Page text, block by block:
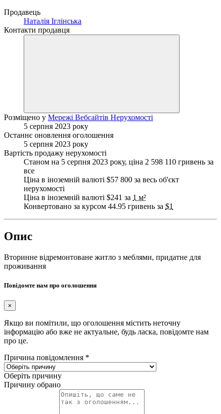
Продавець
Наталія Іглінська
Контакти продавця
Розміщено у Мережі Вебсайтів Нерухомості
5 серпня 2023 року
Останнє оновлення оголошення
5 серпня 2023 року
Вартість продажу нерухомості
Станом на 5 серпня 2023 року, ціна 2 598 110 гривень за
все
Ціна в іноземній валюті $57 800 за весь об'єкт
нерухомості
Ціна в іноземній валюті $241 за 1 м²
Конвертовано за курсом 44.95 гривень за $1
Опис
Вторинне відремонтоване житло з меблями, придатне для
проживання
Повідомте нам про оголошення
×
Якщо ви помітили, що оголошення містить неточну
інформацію або вже не актуальне, будь ласка, повідомте нам
про це.
Причина повідомлення *
Оберіть причину
Причину обрано